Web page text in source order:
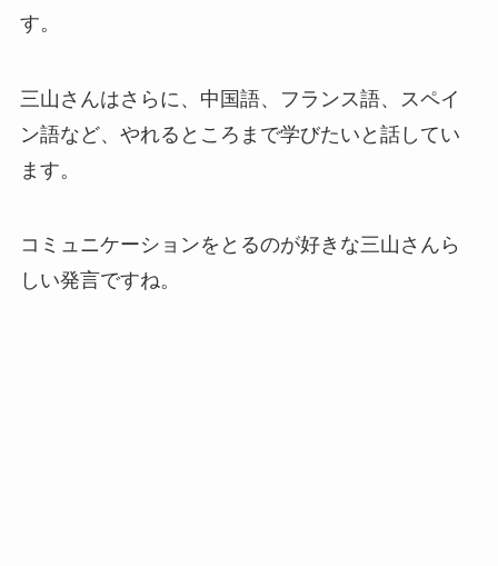
す。
三山さんはさらに、中国語、フランス語、スペイ
ン語など、やれるところまで学びたいと話してい
ます。
コミュニケーションをとるのが好きな三山さんら
しい発言ですね。